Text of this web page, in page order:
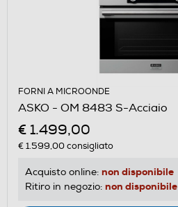
FORNI A MICROONDE
ASKO - OM 8483 S-Acciaio
€ 1.499,00
€ 1.599,00consigliato
Acquisto online: non disponibile
Ritiro in negozio: non disponibile